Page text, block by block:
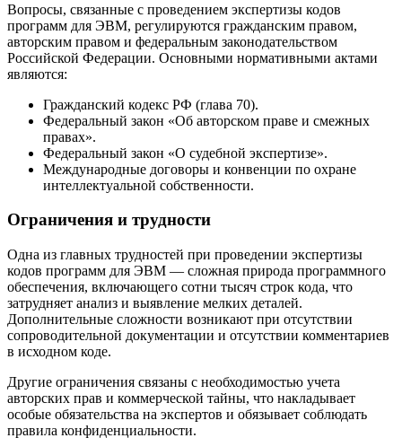
Вопросы, связанные с проведением экспертизы кодов
программ для ЭВМ, регулируются гражданским правом,
авторским правом и федеральным законодательством
Российской Федерации. Основными нормативными актами
являются:
Гражданский кодекс РФ (глава 70).
Федеральный закон «Об авторском праве и смежных
правах».
Федеральный закон «О судебной экспертизе».
Международные договоры и конвенции по охране
интеллектуальной собственности.
Ограничения и трудности
Одна из главных трудностей при проведении экспертизы
кодов программ для ЭВМ — сложная природа программного
обеспечения, включающего сотни тысяч строк кода, что
затрудняет анализ и выявление мелких деталей.
Дополнительные сложности возникают при отсутствии
сопроводительной документации и отсутствии комментариев
в исходном коде.
Другие ограничения связаны с необходимостью учета
авторских прав и коммерческой тайны, что накладывает
особые обязательства на экспертов и обязывает соблюдать
правила конфиденциальности.